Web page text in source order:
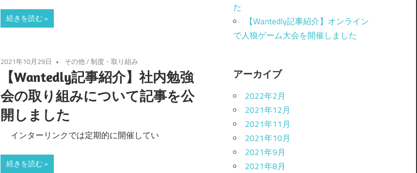
続きを読む
2021年10月29日 その他/制度・取り組み
【Wantedly記事紹介】社内勉強
会の取り組みについて記事を公
開しました
インターリンクでは定期的に開催してい
続きを読む
た
【Wantedly記事紹介】オンライン
で人狼ゲーム大会を開催しました
アーカイブ
2022年2月
2021年12月
2021年11月
2021年10月
2021年9月
2021年8月